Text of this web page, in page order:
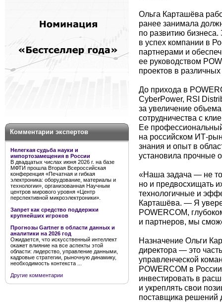
Комментарии экспертов
Нелегкая судьба науки и
импортозамещения в России
В двадцатых числах июня 2026 г. на базе
МФТИ прошла Вторая Всероссийская
конференция «Печатная и гибкая
электроника: оборудование, материалы и
технологии», организованная Научным
центров мирового уровня «Центр
перспективной микроэлектроники».
Запрет как средство поддержки
крупнейших игроков
Прогнозы Gartner в области данных и
аналитики на 2026 год
Ожидается, что искусственный интеллект
окажет влияние на все аспекты этой
области: лидерство, управление данными,
кадровые стратегии, рыночную динамику,
необходимость контекста ...
Другие комментарии
Ольга Карташёва
ранее занимала
по развитию
в успех компании в
партнерами и
ее руководством
проектов в
До прихода в
CyberPower, RSI
за увеличение
сотрудничества с
Ее
на российском ИТ-
знания и опыт в
установила прочные
«Наша задача — не
но и предвосхищать
технологичные и
Карташёва. — Я
POWERCOM,
и партнеров, мы
Назначение Ольги
директора — это
управленческой
POWERCOM в
инвестировать в
и укреплять свои
поставщика решений